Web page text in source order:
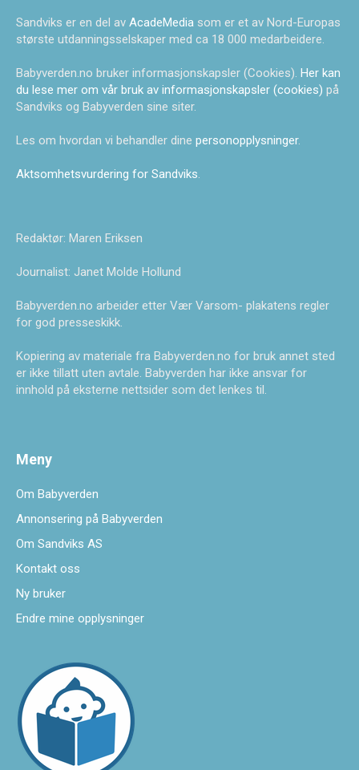
Sandviks er en del av AcadeMedia som er et av Nord-Europas
største utdanningsselskaper med ca 18 000 medarbeidere.
Babyverden.no bruker informasjonskapsler (Cookies). Her kan
du lese mer om vår bruk av informasjonskapsler (cookies) på
Sandviks og Babyverden sine siter.
Les om hvordan vi behandler dine personopplysninger.
Aktsomhetsvurdering for Sandviks.
Redaktør: Maren Eriksen
Journalist: Janet Molde Hollund
Babyverden.no arbeider etter Vær Varsom- plakatens regler
for god presseskikk.
Kopiering av materiale fra Babyverden.no for bruk annet sted
er ikke tillatt uten avtale. Babyverden har ikke ansvar for
innhold på eksterne nettsider som det lenkes til.
Meny
Om Babyverden
Annonsering på Babyverden
Om Sandviks AS
Kontakt oss
Ny bruker
Endre mine opplysninger